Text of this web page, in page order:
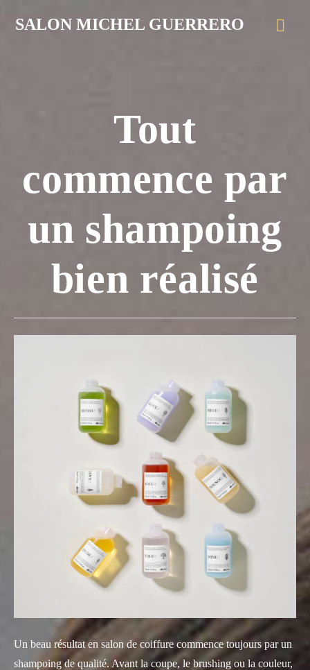
SALON MICHEL GUERRERO
Tout
commence par
un shampoing
bien réalisé
Un beau résultat en salon de coiffure commence toujours par un
shampoing de qualité. Avant la coupe, le brushing ou la couleur,